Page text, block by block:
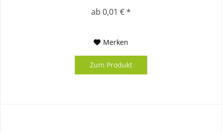
ab 0,01 € *
Merken
Zum Produkt